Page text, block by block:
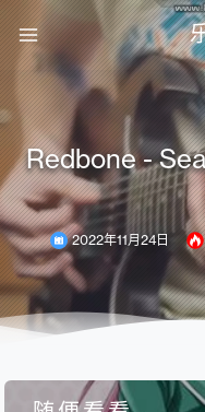
Redbone -
2022年11月24日